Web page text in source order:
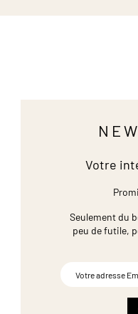
Votre
Seulement du
peu de futile,